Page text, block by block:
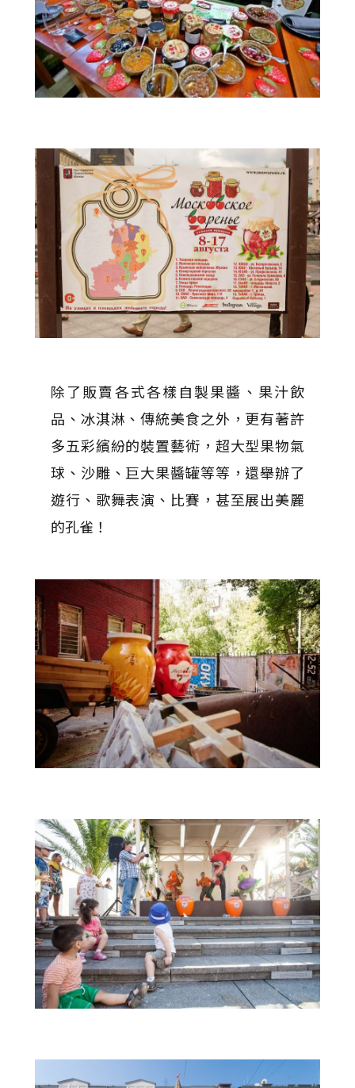
除了販賣各式各樣自製果醬、果汁飲
品、冰淇淋、傳統美食之外，更有著許
多五彩繽紛的裝置藝術，超大型果物氣
球、沙雕、巨大果醬罐等等，還舉辦了
遊行、歌舞表演、比賽，甚至展出美麗
的孔雀！